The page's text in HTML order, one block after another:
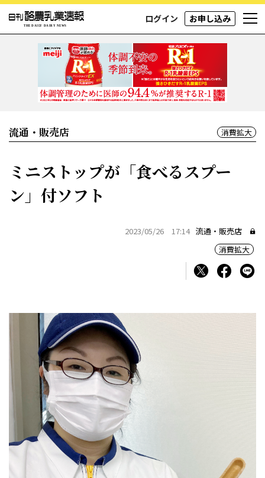
ログイン お申し込み
流通・販売店 消費拡大
ミニストップが「食べるスプー
ン」付ソフト
2023/05/26 17:14 流通・販売店
消費拡大